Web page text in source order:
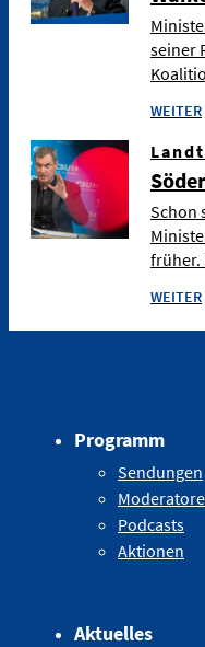
seiner
WEITER
Schon
früher.
WEITER
Programm
Sendungen
Podcasts
Aktionen
Aktuelles